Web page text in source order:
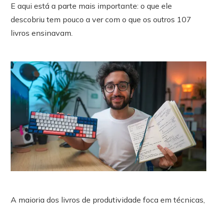
E aqui está a parte mais importante: o que ele
descobriu tem pouco a ver com o que os outros 107
livros ensinavam.
A maioria dos livros de produtividade foca em técnicas,